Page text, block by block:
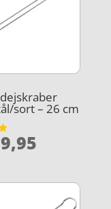
sort – 26 cm